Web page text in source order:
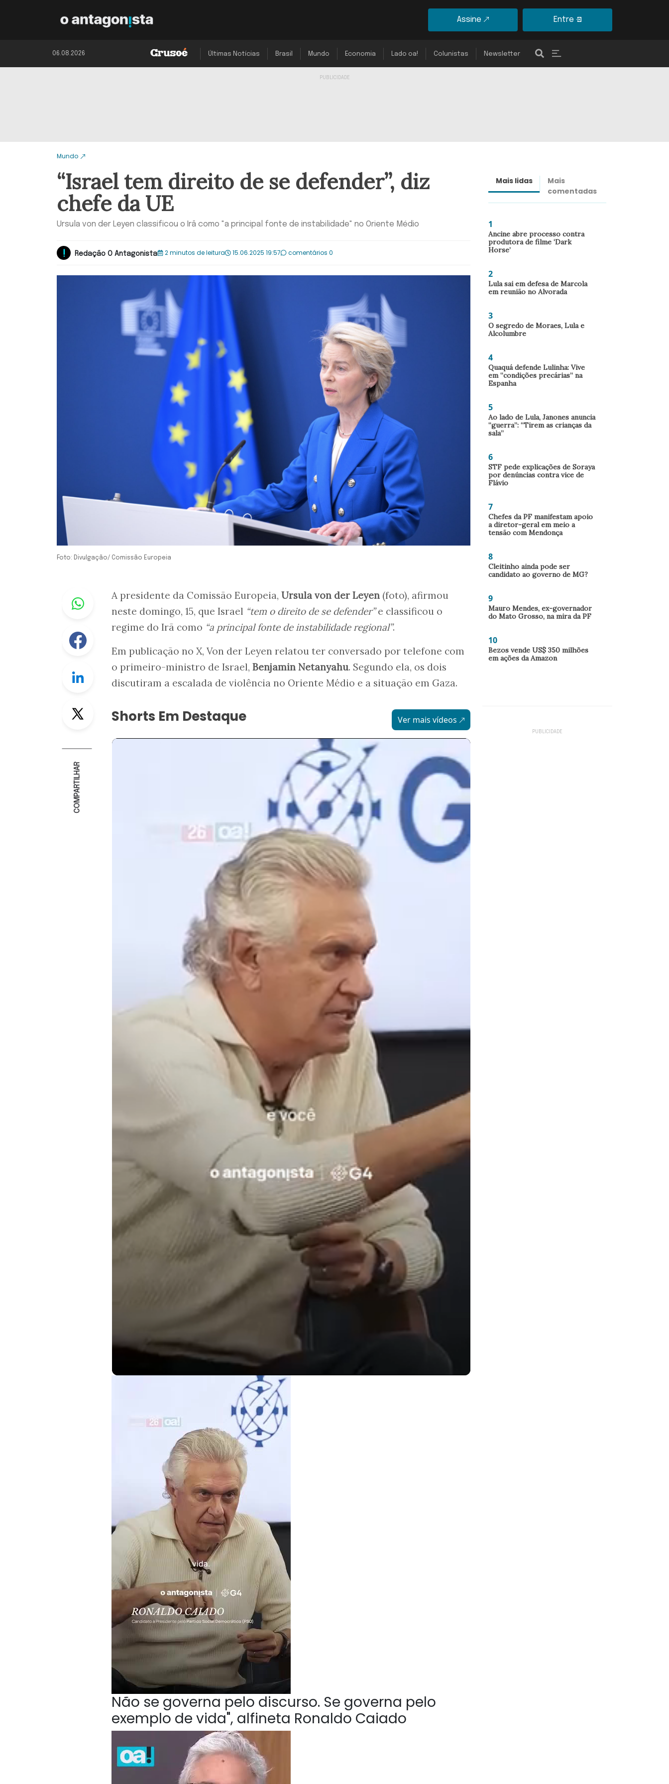
Assine Entre
06.08.2026 Últimas Notícias Brasil Mundo Economia Lado oa! Colunistas Newsletter
Mundo
“Israel tem direito de se defender”, diz
chefe da UE
Ursula von der Leyen classificou o Irã como "a principal fonte de instabilidade" no Oriente Médio
Redação O Antagonista 2 minutos de leitura 15.06.2025 19:57 comentários 0
Foto: Divulgação/ Comissão Europeia
Whastapp
Facebook
Linkedin
COMPARTILHAR
A presidente da Comissão Europeia, Ursula von der Leyen (foto), afirmou
neste domingo, 15, que Israel “tem o direito de se defender”e classificou o
regime do Irã como “a principal fonte de instabilidade regional”.
Em publicação no X, Von der Leyen relatou ter conversado por telefone com
o primeiro-ministro de Israel, Benjamin Netanyahu. Segundo ela, os dois
discutiram a escalada de violência no Oriente Médio e a situação em Gaza.
Shorts Em Destaque Ver mais vídeos
Não se governa pelo discurso. Se governa pelo
exemplo de vida", alfineta Ronaldo Caiado
Mais lidas
Mais
comentadas
1
Ancine abre processo contra
produtora de filme ‘Dark
Horse’
2
Lula sai em defesa de Marcola
em reunião no Alvorada
3
O segredo de Moraes, Lula e
Alcolumbre
4
Quaquá defende Lulinha: Vive
em “condições precárias” na
Espanha
5
Ao lado de Lula, Janones anuncia
“guerra”: “Tirem as crianças da
sala”
6
STF pede explicações de Soraya
por denúncias contra vice de
Flávio
7
Chefes da PF manifestam apoio
a diretor-geral em meio a
tensão com Mendonça
8
Cleitinho ainda pode ser
candidato ao governo de MG?
9
Mauro Mendes, ex-governador
do Mato Grosso, na mira da PF
10
Bezos vende US$ 350 milhões
em ações da Amazon